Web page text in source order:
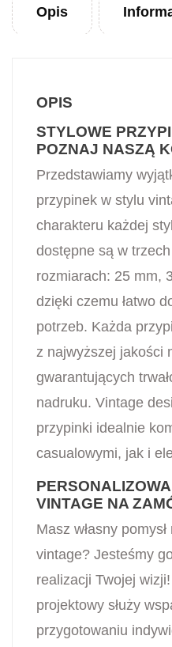
Opis
OPIS
STYLOWE
POZNAJ NASZĄ
Przedstawiamy
przypinek w stylu
charakteru każdej
dostępne są w
rozmiarach: 25 mm,
dzięki czemu łatwo
potrzeb. Każda
z najwyższej jakości
gwarantujących
nadruku. Vintage
przypinki idealnie
casualowymi, jak i
VINTAGE NA
Masz własny
vintage? Jesteśmy
realizacji Twojej
projektowy służy
przygotowaniu